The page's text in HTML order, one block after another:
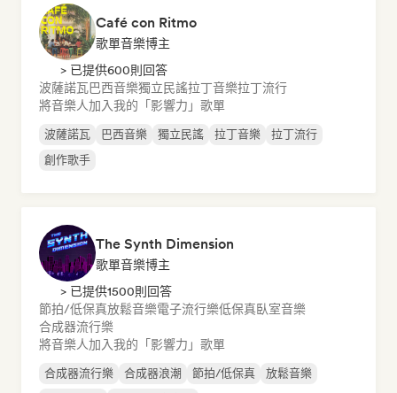
Café con Ritmo
歌單音樂博主
> 已提供600則回答
波薩諾瓦巴西音樂獨立民謠拉丁音樂拉丁流行
將音樂人加入我的「影響力」歌單
波薩諾瓦 巴西音樂 獨立民謠 拉丁音樂
拉丁流行
創作歌手
The Synth Dimension
歌單音樂博主
> 已提供1500則回答
節拍/低保真放鬆音樂電子流行樂低保真臥室音樂
合成器流行樂
將音樂人加入我的「影響力」歌單
合成器流行樂 合成器浪潮 節拍/低保真
放鬆音樂